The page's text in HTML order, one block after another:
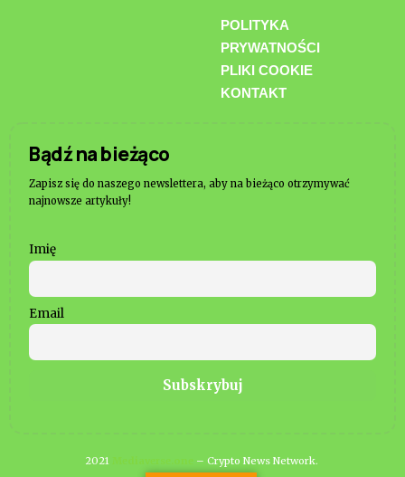
POLITYKA
PRYWATNOŚCI
PLIKI COOKIE
KONTAKT
Bądź na bieżąco
Zapisz się do naszego newslettera, aby na bieżąco otrzymywać
najnowsze artykuły!
Imię
Email
2021 – Crypto News Network.